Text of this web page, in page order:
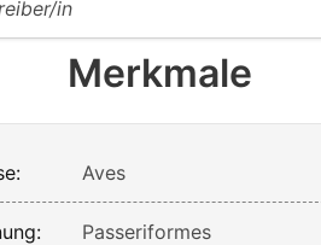
in
Merkmale
Aves
Passeriformes